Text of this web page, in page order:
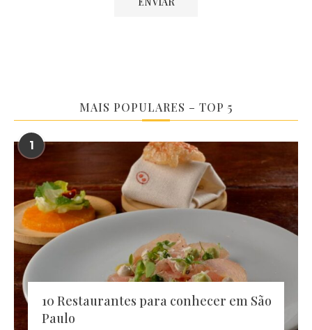
MAIS POPULARES – TOP 5
1
10 Restaurantes para conhecer em São
Paulo